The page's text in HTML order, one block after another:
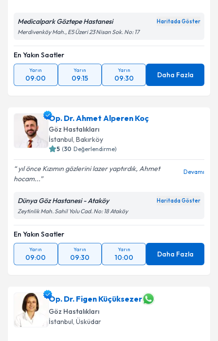
Medicalpark Göztepe Hastanesi Haritada Göster
Merdivenköy Mah., E5 Üzeri 23 Nisan Sok. No: 17
En Yakın Saatler
Yarın
09:00
Yarın
09:15
Yarın
09:30 Daha Fazla
Op. Dr. Ahmet Alperen Koç
Göz Hastalıkları
İstanbul, Bakırköy
5 (30 Değerlendirme)
yıl önce Kızımın gözlerini lazer yaptırdık, Ahmet
hocam...
Devamı
Dünya Göz Hastanesi - Ataköy Haritada Göster
Zeytinlik Mah. Sahil Yolu Cad. No: 18 Ataköy
En Yakın Saatler
Yarın
09:00
Yarın
09:30
Yarın
10:00 Daha Fazla
Op. Dr. Figen Küçüksezer
Göz Hastalıkları
İstanbul, Üsküdar